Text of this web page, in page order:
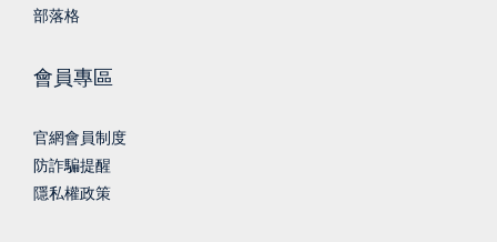
部落格
會員專區
官網會員制度
防詐騙提醒
隱私權政策